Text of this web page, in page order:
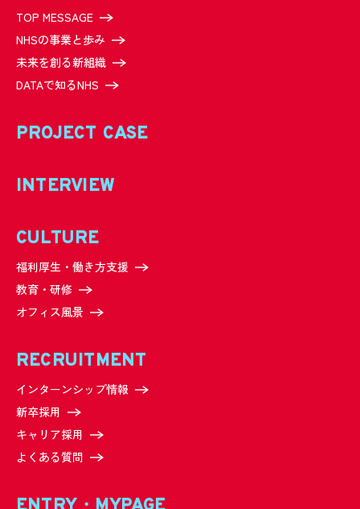
TOP MESSAGE
NHSの事業と歩み
未来を創る新組織
DATAで知るNHS
PROJECT CASE
INTERVIEW
CULTURE
福利厚生・働き方支援
教育・研修
オフィス風景
RECRUITMENT
インターンシップ情報
新卒採用
キャリア採用
よくある質問